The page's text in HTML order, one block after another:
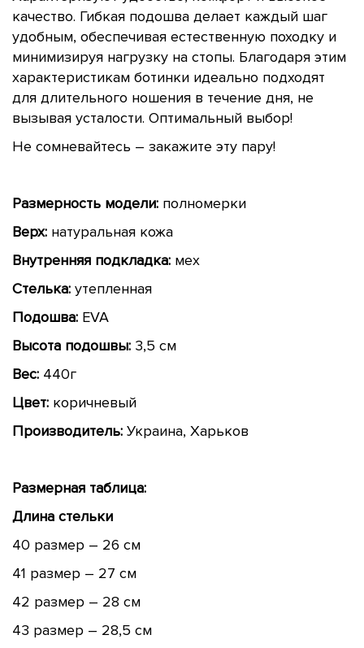
качество. Гибкая подошва делает каждый шаг
удобным, обеспечивая естественную походку и
минимизируя нагрузку на стопы. Благодаря этим
характеристикам ботинки идеально подходят
для длительного ношения в течение дня, не
вызывая усталости. Оптимальный выбор!
Не сомневайтесь – закажите эту пару!
Размерность модели: полномерки
Верх: натуральная кожа
Внутренняя подкладка: мех
Стелька: утепленная
Подошва: EVA
Высота подошвы: 3,5 см
Вес: 440г
Цвет: коричневый
Производитель: Украина, Харьков
Размерная таблица:
Длина стельки
40 размер – 26 см
41 размер – 27 см
42 размер – 28 см
43 размер – 28,5 см